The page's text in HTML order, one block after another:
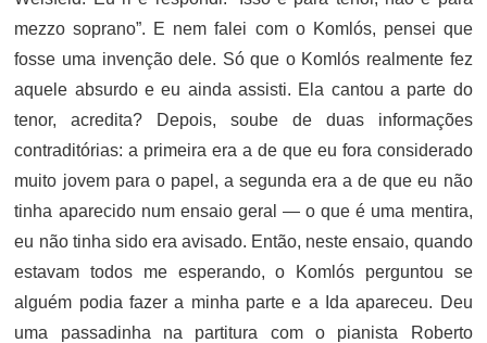
mezzo soprano”. E nem falei com o Komlós, pensei que
fosse uma invenção dele. Só que o Komlós realmente fez
aquele absurdo e eu ainda assisti. Ela cantou a parte do
tenor, acredita? Depois, soube de duas informações
contraditórias: a primeira era a de que eu fora considerado
muito jovem para o papel, a segunda era a de que eu não
tinha aparecido num ensaio geral — o que é uma mentira,
eu não tinha sido era avisado. Então, neste ensaio, quando
estavam todos me esperando, o Komlós perguntou se
alguém podia fazer a minha parte e a Ida apareceu. Deu
uma passadinha na partitura com o pianista Roberto